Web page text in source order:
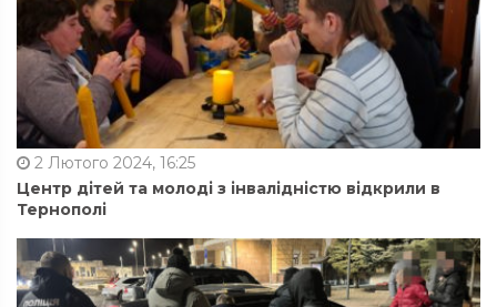
2 Лютого 2024, 16:25
Центр дітей та молоді з інвалідністю відкрили в
Тернополі